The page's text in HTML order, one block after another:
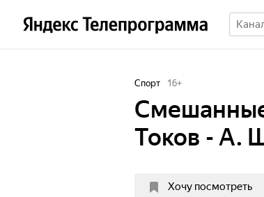
Спорт 16+
Токов - А.
Хочу посмотреть